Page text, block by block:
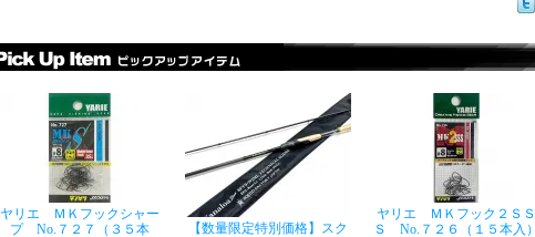
ヤリエ ＭＫフックシャー
プ No.７２７（３５本
【数量限定特別価格】スク
ヤリエ ＭＫフック２ＳＳ
Ｓ No.７２６（１５本入）